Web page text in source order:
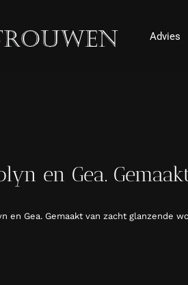
Advies
en Gea.
en Gea. Gemaakt van zacht glanzende